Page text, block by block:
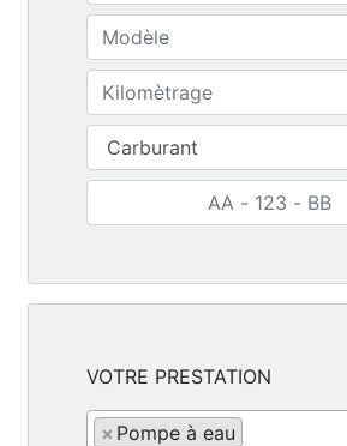
VOTRE PRESTATION
× Pompe à eau